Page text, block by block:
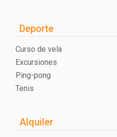
Deporte
Curso de vela
Excursiones
Ping-pong
Tenis
Alquiler